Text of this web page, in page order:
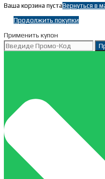
Ваша корзина пустаВернуться в
Продолжить покупки
Применить купон